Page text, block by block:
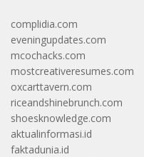
complidia.com
eveningupdates.com
mcochacks.com
mostcreativeresumes.com
oxcarttavern.com
riceandshinebrunch.com
shoesknowledge.com
aktualinformasi.id
faktadunia.id